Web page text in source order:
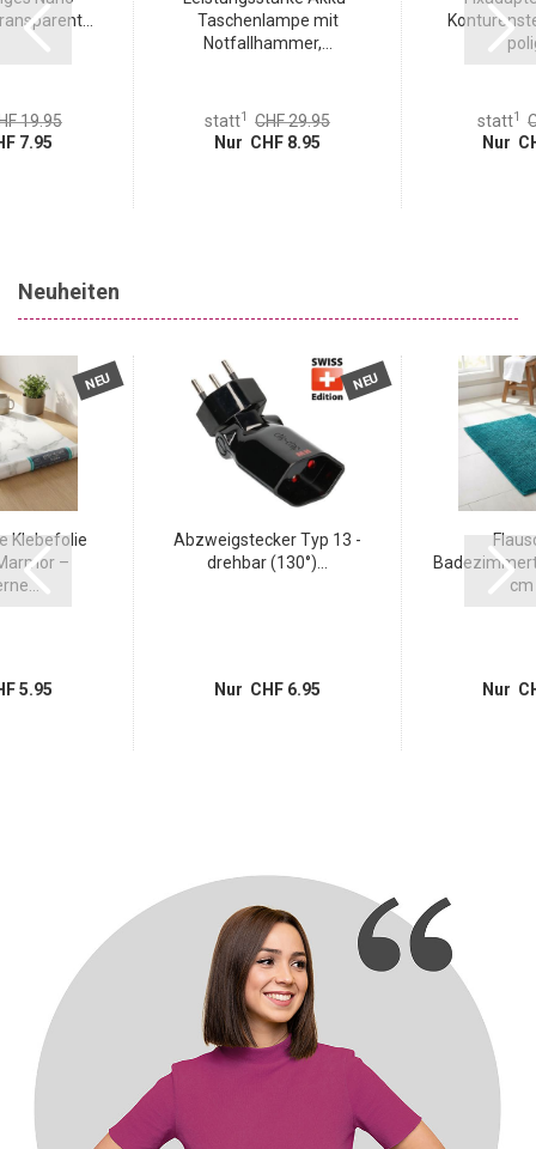
19.95
7.95
Taschenlampe mit
Notfallhammer,...
statt1
CHF 29.95
Nur CHF 8.95
statt1
Nur
Neuheiten
NEU
Klebefolie
–
5.95
NEU
Abzweigstecker Typ 13 -
drehbar (130°)...
Nur CHF 6.95
cm
Nur